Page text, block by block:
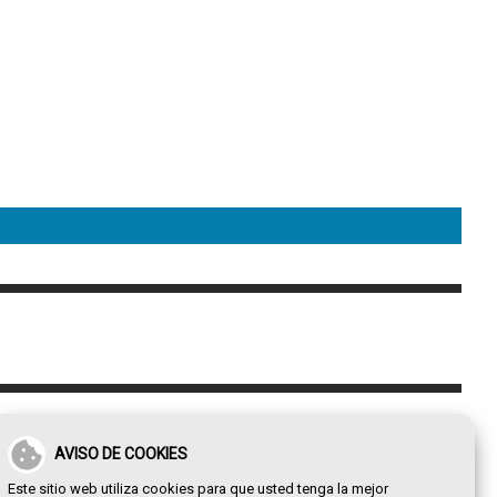
AVISO DE COOKIES
Este sitio web utiliza cookies para que usted tenga la mejor